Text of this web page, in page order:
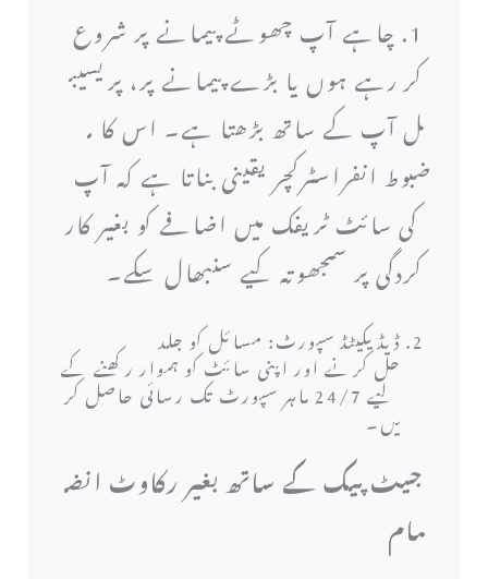
1. چاہے آپ چھوٹے پیمانے پر شروع
کر رہے ہوں یا بڑے پیمانے پر، پریسیب
ل آپ کے ساتھ بڑھتا ہے۔ اس کا م
ضبوط انفراسٹرکچر یقینی بناتا ہے کہ آپ
کی سائٹ ٹریفک میں اضافے کو بغیر کار
کردگی پر سمجھوتہ کیے سنبھال سکے۔
ڈیڈیکیٹڈ سپورٹ: مسائل کو جلد
حل کرنے اور اپنی سائٹ کو ہموار رکھنے کے
لیے 24/7 ماہر سپورٹ تک رسائی حاصل کر
یں۔
جیٹ پیک کے ساتھ بغیر رکاوٹ انض
مام